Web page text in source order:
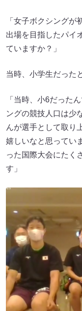
「女子ボクシング
出場を目指したパイ
ていますか？」
当時、小学生だった
「当時、小6だった
ングの競技人口は少
んが選手として取り
嬉しいなと思ってい
った国際大会にたく
す」